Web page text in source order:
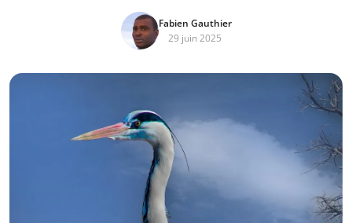
Fabien Gauthier
29 juin 2025